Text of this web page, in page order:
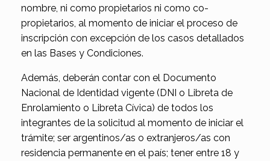
nombre, ni como propietarios ni como co-
propietarios, al momento de iniciar el proceso de
inscripción con excepción de los casos detallados
en las Bases y Condiciones.
Además, deberán contar con el Documento
Nacional de Identidad vigente (DNI o Libreta de
Enrolamiento o Libreta Cívica) de todos los
integrantes de la solicitud al momento de iniciar el
trámite; ser argentinos/as o extranjeros/as con
residencia permanente en el país; tener entre 18 y